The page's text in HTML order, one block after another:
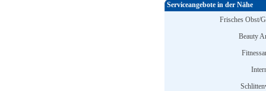
Serviceangebote in der Nähe
Frisches Obst/
Beauty